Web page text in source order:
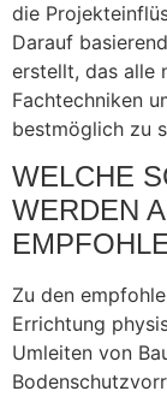
die
Darauf
erstellt, das alle
Fachtechniken
bestmöglich zu
WELCHE
ERDEN
Zu den
Errichtung
Umleiten von